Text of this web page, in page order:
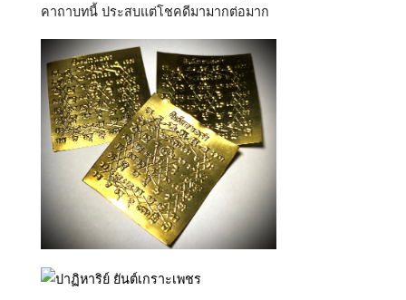
คาถาบทนี้ ประสบแต่โชคดีมามากต่อมาก